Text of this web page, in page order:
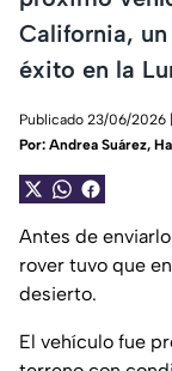
California,
éxito en la
Publicado 23/06/2026
Por: Andrea Suárez,
Antes de
rover tuvo que
desierto.
El vehículo fue